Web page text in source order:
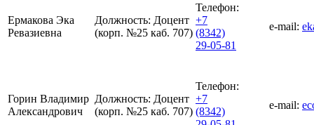
Ермакова Эка
Ревазиевна
Должность: Доцент
(корп. №25 каб. 707)
Телефон:
+7
(8342)
29-05-81
e-mail:
Горин Владимир
Александрович
Должность: Доцент
(корп. №25 каб. 707)
Телефон:
+7
(8342)
e-mail: